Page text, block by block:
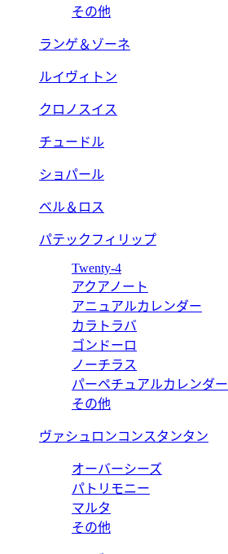
その他
ランゲ＆ゾーネ
ルイヴィトン
クロノスイス
チュードル
ショパール
ベル＆ロス
パテックフィリップ
Twenty-4
アクアノート
アニュアルカレンダー
カラトラバ
ゴンドーロ
ノーチラス
パーペチュアルカレンダー
その他
ヴァシュロンコンスタンタン
オーバーシーズ
パトリモニー
マルタ
その他